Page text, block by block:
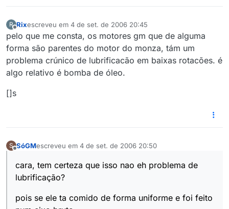
R
Offline
Rixescreveu em 4 de set. de 2006 20:45
última edição por
pelo que me consta, os motores gm que de alguma
forma são parentes do motor do monza, tám um
problema crúnico de lubrificacão em baixas rotacões. é
algo relativo é bomba de óleo.
[]s
S SóGMescreveu em 4 de set. de 2006 20:50
última edição por
cara, tem certeza que isso nao eh problema de
lubrificação?
pois se ele ta comido de forma uniforme e foi feito